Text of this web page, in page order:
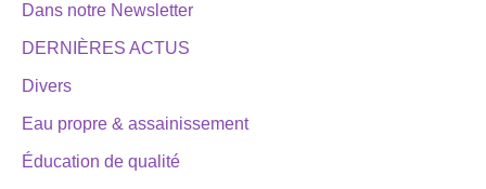
Dans notre Newsletter
DERNIÈRES ACTUS
Divers
Eau propre & assainissement
Éducation de qualité